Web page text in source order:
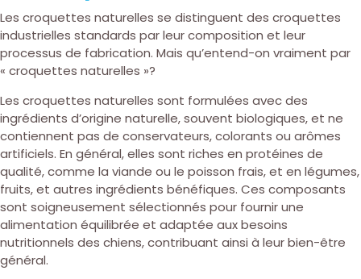
Les croquettes naturelles se distinguent des croquettes
industrielles standards par leur composition et leur
processus de fabrication. Mais qu’entend-on vraiment par
« croquettes naturelles »?
Les croquettes naturelles sont formulées avec des
ingrédients d’origine naturelle, souvent biologiques, et ne
contiennent pas de conservateurs, colorants ou arômes
artificiels. En général, elles sont riches en protéines de
qualité, comme la viande ou le poisson frais, et en légumes,
fruits, et autres ingrédients bénéfiques. Ces composants
sont soigneusement sélectionnés pour fournir une
alimentation équilibrée et adaptée aux besoins
nutritionnels des chiens, contribuant ainsi à leur bien-être
général.